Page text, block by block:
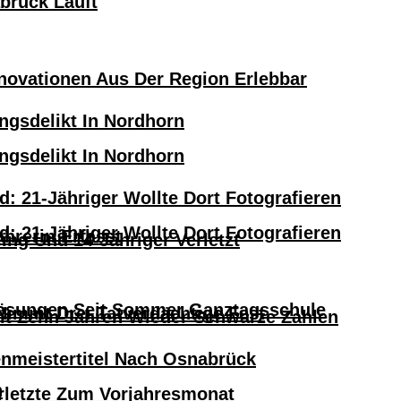
Aus Der Region Erlebbar
In Nordhorn
21-Jähriger Wollte Dort Fotografieren
Seit Sommer Ganztagsschule
In Nordhorn
21-Jähriger Wollte Dort Fotografieren
Erfasst
Drei Tatverdächtige Fest
Und 14-Jähriger Verletzt
Zehn Jahren Wieder Schwarze Zahlen
Zum Vorjahresmonat
Nach Osnabrück